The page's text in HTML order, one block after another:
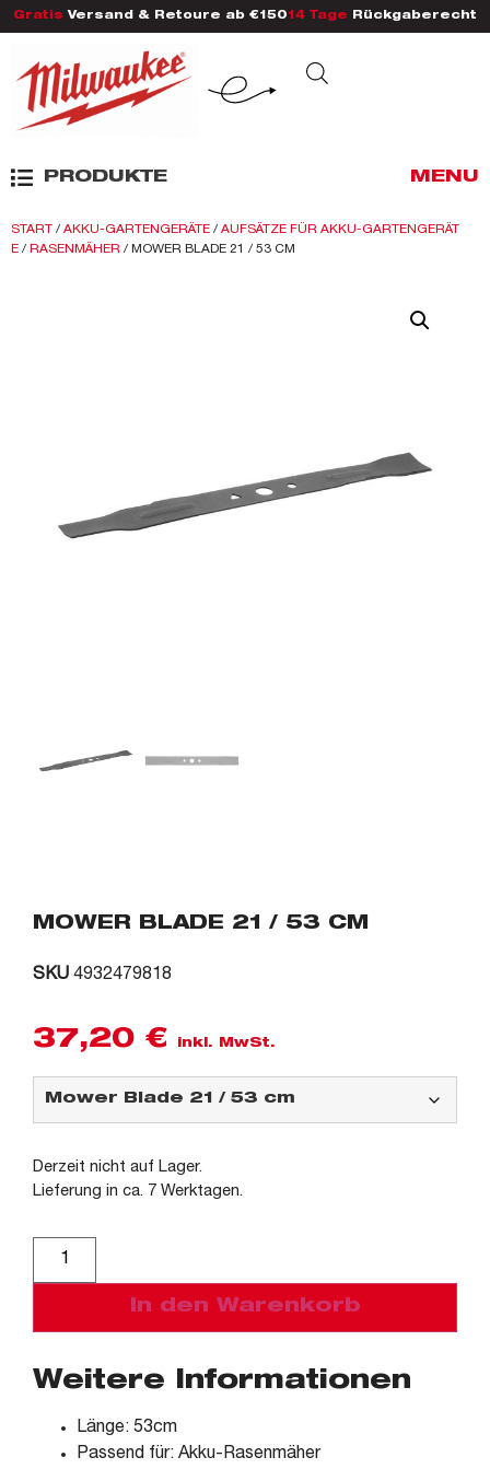
Gratis Versand & Retoure ab €150 14 Tage Rückgaberecht
PRODUKTE MENU
START / AKKU-GARTENGERÄTE / AUFSÄTZE FÜR AKKU-GARTENGERÄT
E / RASENMÄHER / MOWER BLADE 21 / 53 CM
MOWER BLADE 21 / 53 CM
SKU 4932479818
37,20 € inkl. MwSt.
Derzeit nicht auf Lager.
Lieferung in ca. 7 Werktagen.
In den Warenkorb
Weitere Informationen
Länge: 53cm
Passend für: Akku-Rasenmäher